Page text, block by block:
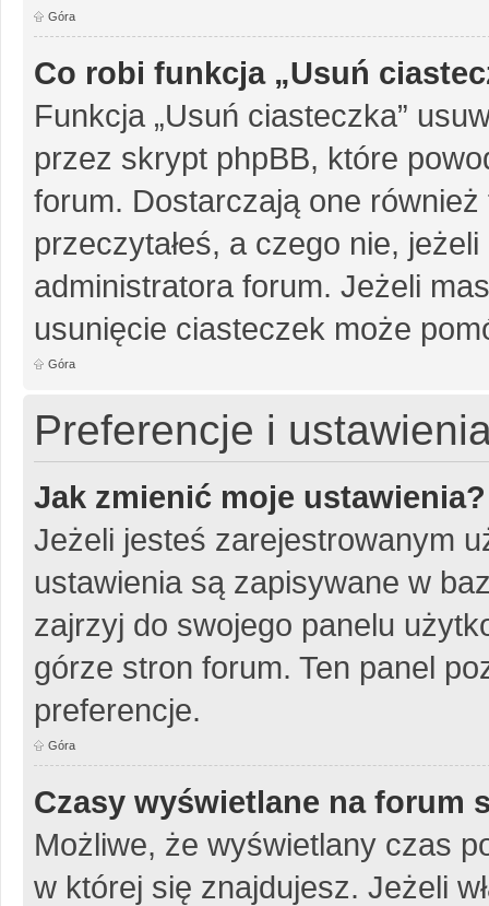
Góra
Co robi funkcja „Usuń
Funkcja „Usuń ciasteczka”
przez skrypt phpBB, które
forum. Dostarczają one
przeczytałeś, a czego nie,
administratora forum. Jeżeli
usunięcie ciasteczek może
Góra
Preferencje i
Jak zmienić moje ustawienia?
Jeżeli jesteś zarejestrowanym
ustawienia są zapisywane w
zajrzyj do swojego panelu
górze stron forum. Ten panel
preferencje.
Góra
Czasy wyświetlane na forum
Możliwe, że wyświetlany czas
w której się znajdujesz. Jeżeli